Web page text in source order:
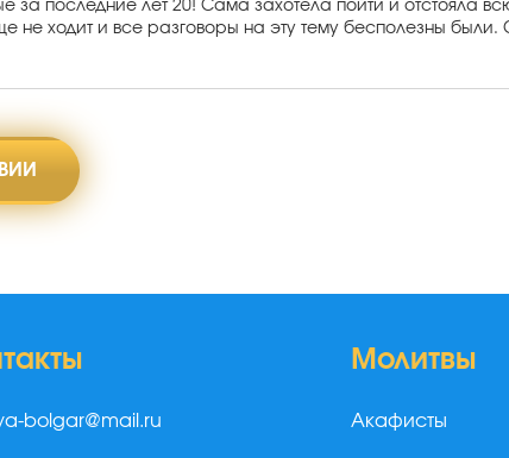
за последние лет 20! Сама захотела пойти и отстояла
не ходит и все разговоры на эту тему бесполезны были.
bolgar@mail.ru
Молитвы
Акафисты